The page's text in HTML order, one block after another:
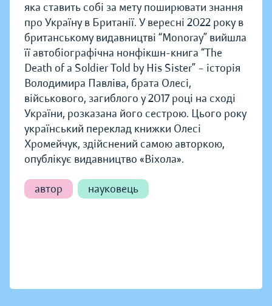
яка ставить собі за мету поширювати знання
про Україну в Британії. У вересні 2022 року в
британському видавництві “Monoray” вийшла
її автобіографічна нонфікшн-книга “The
Death of a Soldier Told by His Sister” – історія
Володимира Павліва, брата Олесі,
військового, загиблого у 2017 році на сході
України, розказана його сестрою. Цього року
український переклад книжки Олесі
Хромейчук, здійснений самою авторкою,
опублікує видавництво «Віхола».
автор науковець